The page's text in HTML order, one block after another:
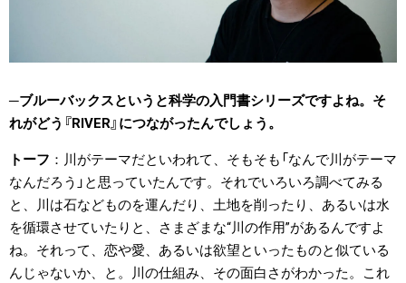
ブルーバックスというと科学の入門書シリーズですよね。そ
れがどう『RIVER』につながったんでしょう。
トーフ
川がテーマだといわれて、そもそも「なんで川がテーマ
なんだろう」と思っていたんです。それでいろいろ調べてみる
と、川は石などものを運んだり、土地を削ったり、あるいは水
を循環させていたりと、さまざまな“川の作用”があるんですよ
ね。それって、恋や愛、あるいは欲望といったものと似ている
んじゃないか、と。川の仕組み、その面白さがわかった。これ